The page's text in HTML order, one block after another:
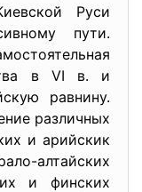
Руси
пути.
в VI в. и
равнину.
различных
и арийскик
алтайских
и финских